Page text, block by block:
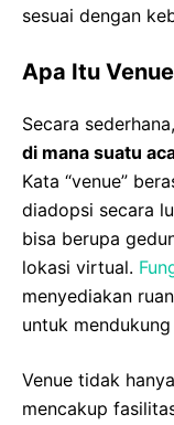
sesuai dengan
Apa Itu
Secara sederhana,
di mana suatu
Kata “venue”
diadopsi secara
bisa berupa
lokasi virtual.
menyediakan
untuk
Venue tidak
mencakup